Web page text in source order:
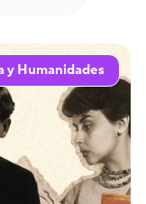
y Humanidades